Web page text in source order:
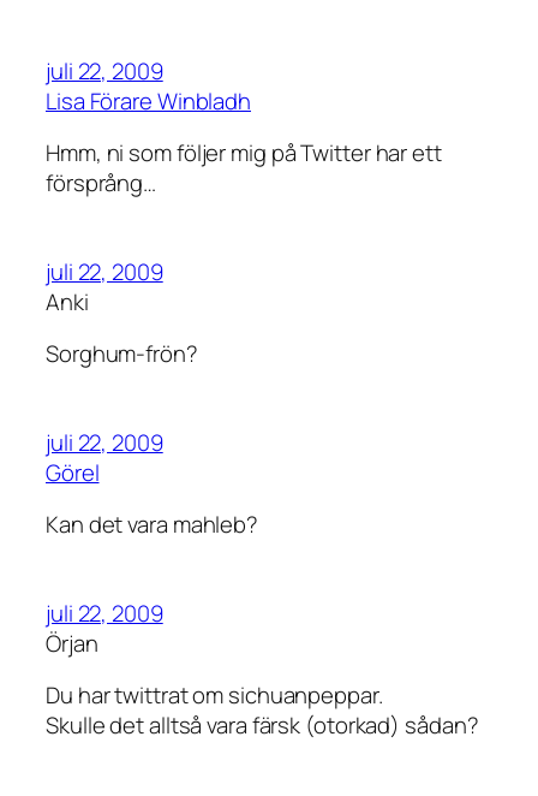
juli 22, 2009
Lisa Förare Winbladh
Hmm, ni som följer mig på Twitter har ett
försprång…
juli 22, 2009
Anki
Sorghum-frön?
juli 22, 2009
Görel
Kan det vara mahleb?
juli 22, 2009
Örjan
Du har twittrat om sichuanpeppar.
Skulle det alltså vara färsk (otorkad) sådan?